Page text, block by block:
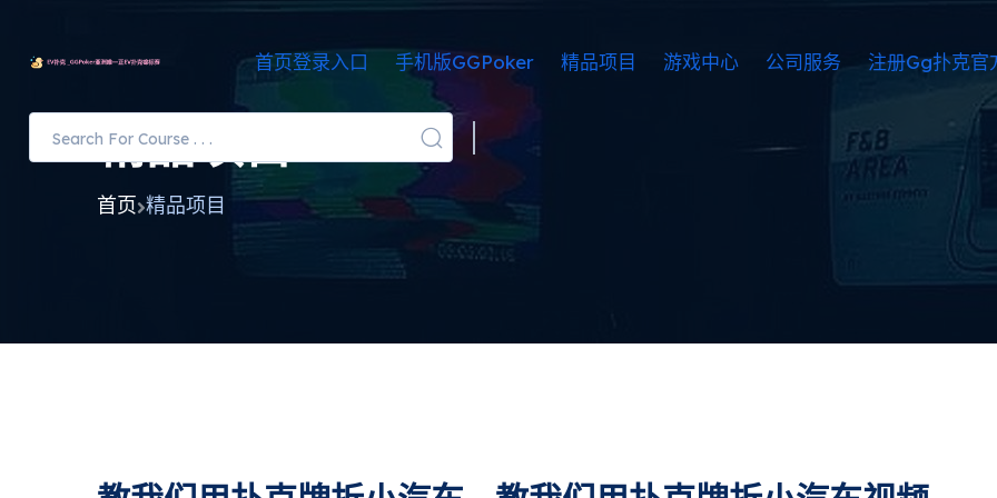
首页登录入口 手机版GGPoker 精品项目 游戏中心 公司服务 注册gg扑克官
精品项目
首页 精品项目